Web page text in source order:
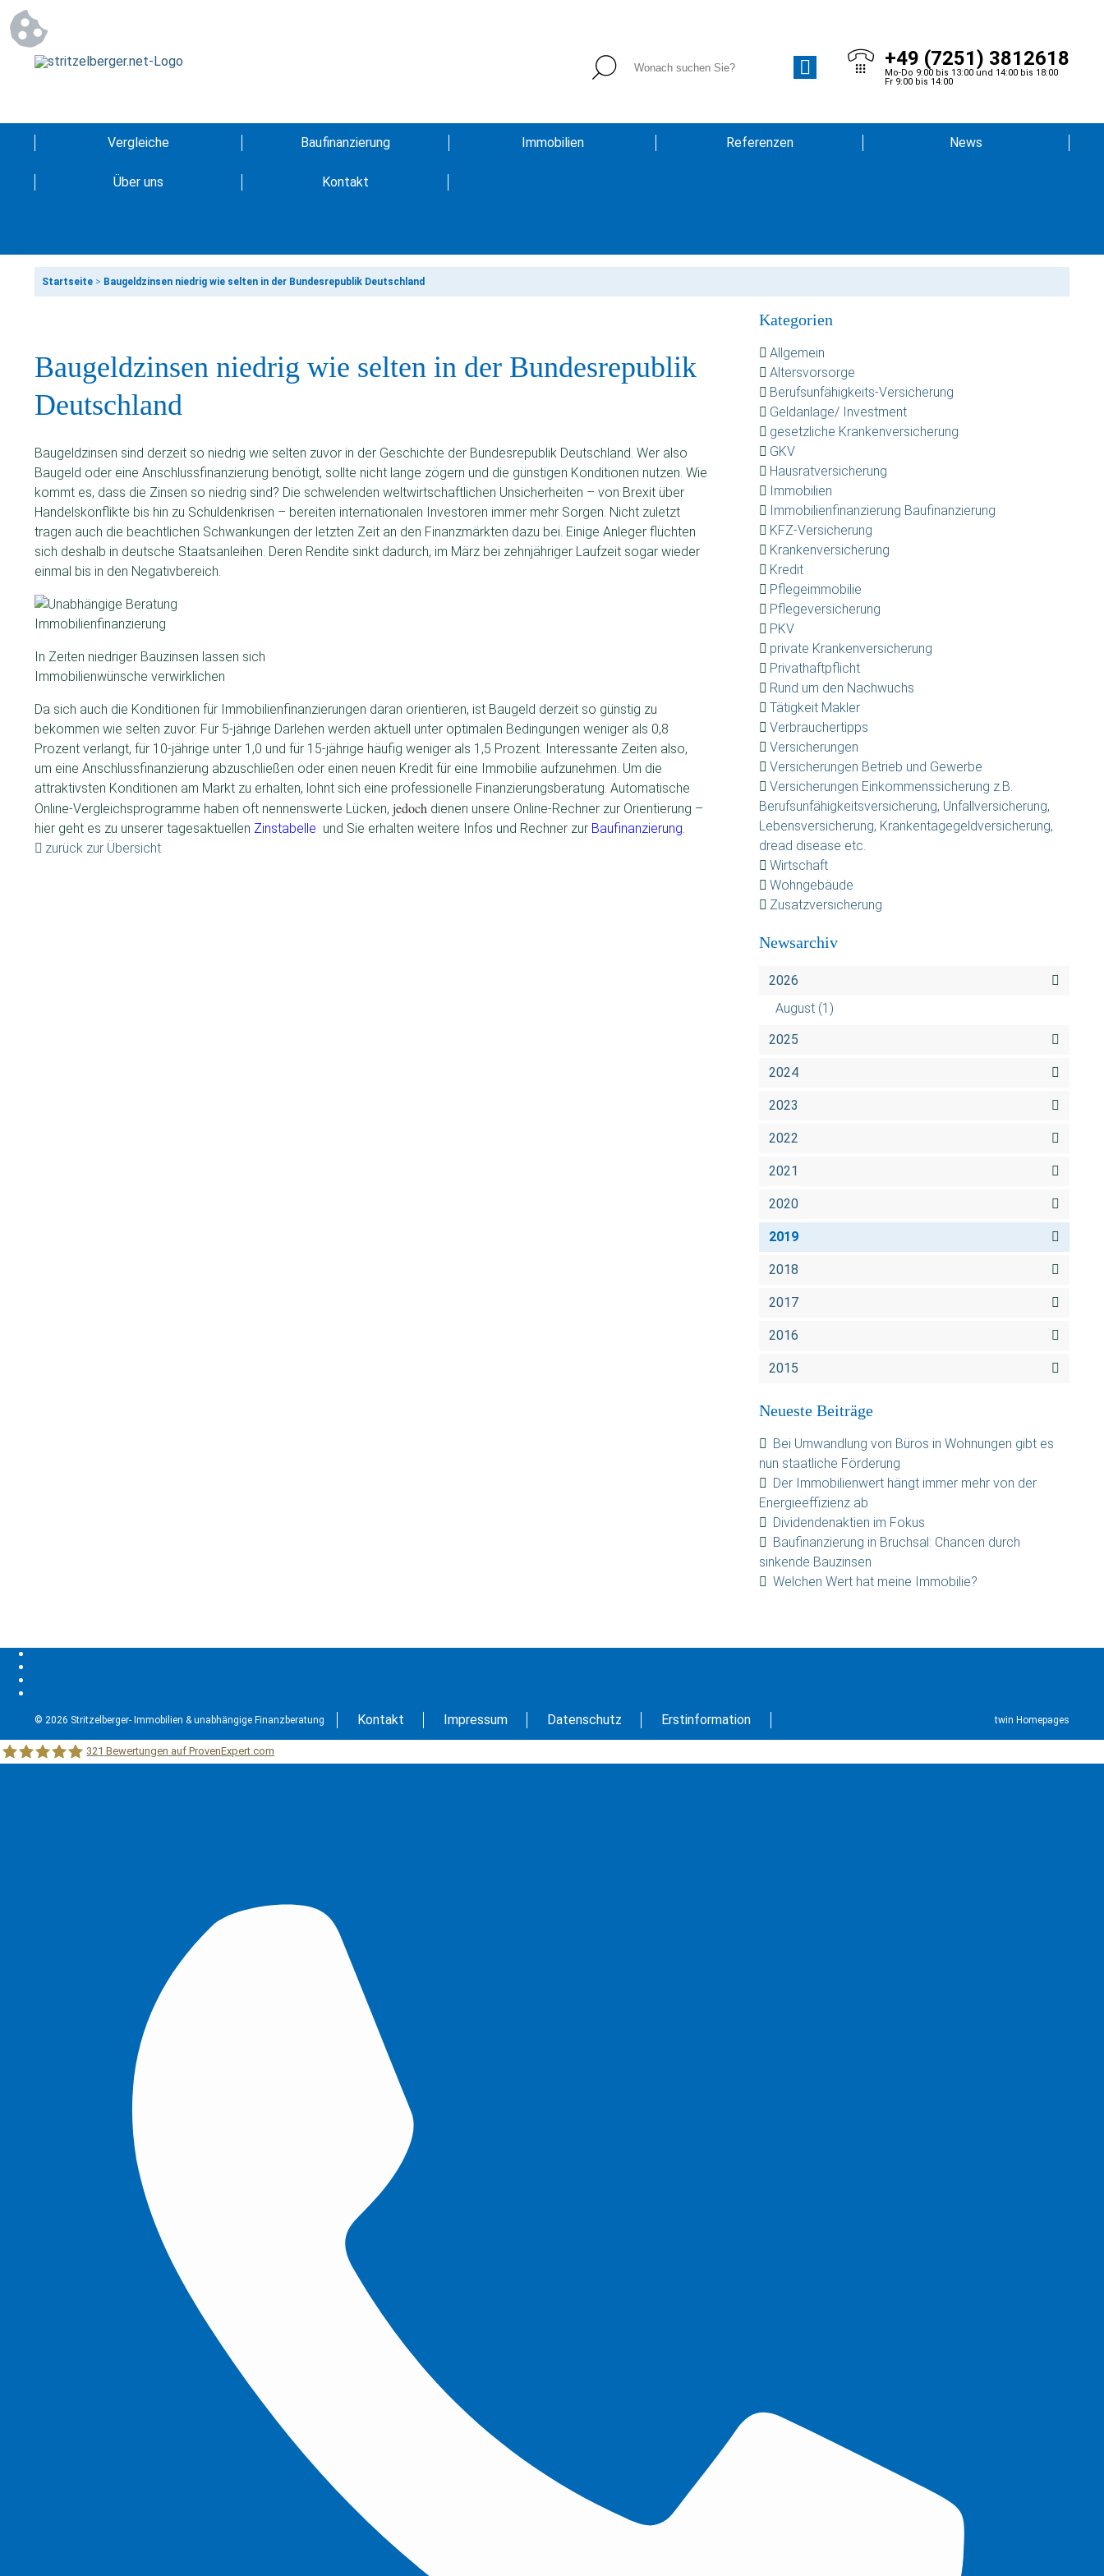
+49 (7251) 3812618
Mo-Do 9:00 bis 13:00 und 14:00 bis 18:00
Fr 9:00 bis 14:00
Vergleiche Baufinanzierung Immobilien Referenzen News
Über uns Kontakt
Startseite > Baugeldzinsen niedrig wie selten in der Bundesrepublik Deutschland
Baugeldzinsen niedrig wie selten in der Bundesrepublik
Deutschland
Baugeldzinsen sind derzeit so niedrig wie selten zuvor in der Geschichte der Bundesrepublik Deutschland. Wer also
Baugeld oder eine Anschlussfinanzierung benötigt, sollte nicht lange zögern und die günstigen Konditionen nutzen. Wie
kommt es, dass die Zinsen so niedrig sind? Die schwelenden weltwirtschaftlichen Unsicherheiten – von Brexit über
Handelskonflikte bis hin zu Schuldenkrisen – bereiten internationalen Investoren immer mehr Sorgen. Nicht zuletzt
tragen auch die beachtlichen Schwankungen der letzten Zeit an den Finanzmärkten dazu bei. Einige Anleger flüchten
sich deshalb in deutsche Staatsanleihen. Deren Rendite sinkt dadurch, im März bei zehnjähriger Laufzeit sogar wieder
einmal bis in den Negativbereich.
In Zeiten niedriger Bauzinsen lassen sich
Immobilienwünsche verwirklichen
Da sich auch die Konditionen für Immobilienfinanzierungen daran orientieren, ist Baugeld derzeit so günstig zu
bekommen wie selten zuvor. Für 5-jährige Darlehen werden aktuell unter optimalen Bedingungen weniger als 0,8
Prozent verlangt, für 10-jährige unter 1,0 und für 15-jährige häufig weniger als 1,5 Prozent. Interessante Zeiten also,
um eine Anschlussfinanzierung abzuschließen oder einen neuen Kredit für eine Immobilie aufzunehmen. Um die
attraktivsten Konditionen am Markt zu erhalten, lohnt sich eine professionelle Finanzierungsberatung. Automatische
Online-Vergleichsprogramme haben oft nennenswerte Lücken, jedoch dienen unsere Online-Rechner zur Orientierung –
hier geht es zu unserer tagesaktuellen Zinstabelle und Sie erhalten weitere Infos und Rechner zur Baufinanzierung.
zurück zur Übersicht
Kategorien
Allgemein
Altersvorsorge
Berufsunfähigkeits-Versicherung
Geldanlage/ Investment
gesetzliche Krankenversicherung
GKV
Hausratversicherung
Immobilien
Immobilienfinanzierung Baufinanzierung
KFZ-Versicherung
Krankenversicherung
Kredit
Pflegeimmobilie
Pflegeversicherung
PKV
private Krankenversicherung
Privathaftpflicht
Rund um den Nachwuchs
Tätigkeit Makler
Verbrauchertipps
Versicherungen
Versicherungen Betrieb und Gewerbe
Versicherungen Einkommenssicherung z.B.
Berufsunfähigkeitsversicherung, Unfallversicherung,
Lebensversicherung, Krankentagegeldversicherung,
dread disease etc.
Wirtschaft
Wohngebäude
Zusatzversicherung
Newsarchiv
2026
August (1)
2025
2024
2023
2022
2021
2020
2019
2018
2017
2016
2015
Neueste Beiträge
Bei Umwandlung von Büros in Wohnungen gibt es
nun staatliche Förderung
Der Immobilienwert hängt immer mehr von der
Energieeffizienz ab
Dividendenaktien im Fokus
Baufinanzierung in Bruchsal: Chancen durch
sinkende Bauzinsen
Welchen Wert hat meine Immobilie?
Kontakt Impressum Datenschutz Erstinformation
© 2026 Stritzelberger- Immobilien & unabhängige Finanzberatung twin Homepages
321 Bewertungen auf ProvenExpert.com